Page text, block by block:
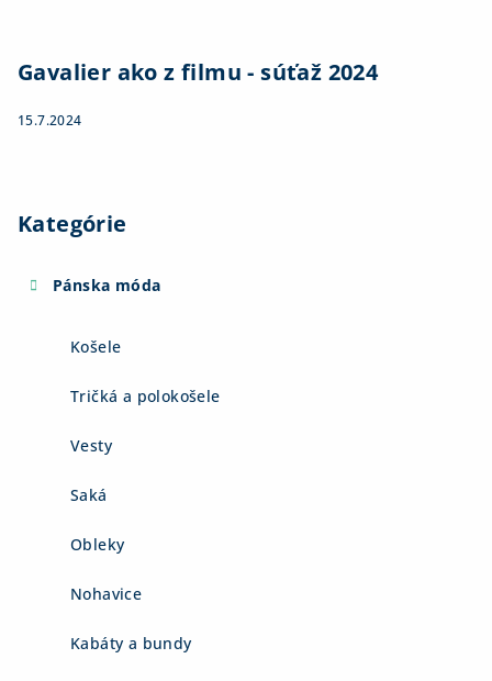
Gavalier ako z filmu - súťaž 2024
15.7.2024
Kategórie
Pánska móda
Košele
Tričká a polokošele
Vesty
Saká
Obleky
Nohavice
Kabáty a bundy